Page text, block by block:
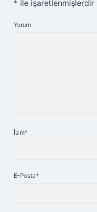
* ile işaretlenmişlerdir
Yorum
İsim*
E-Posta*